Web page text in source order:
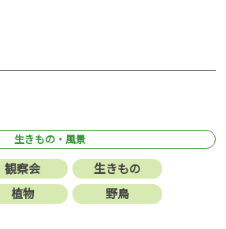
生きもの・風景
観察会
生きもの
植物
野鳥